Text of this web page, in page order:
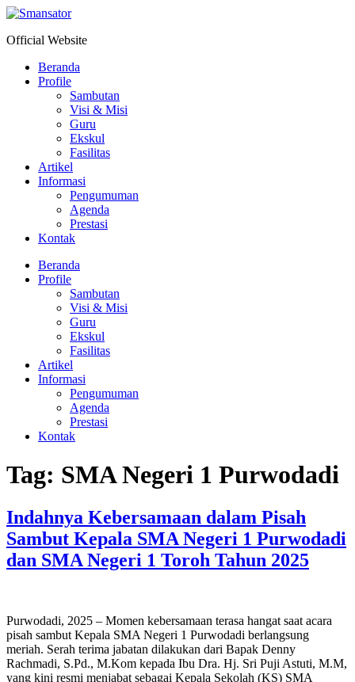
Skip
content
Official Website
Beranda
Profile
Sambutan
Visi & Misi
Guru
Ekskul
Fasilitas
Artikel
Informasi
Pengumuman
Agenda
Prestasi
Kontak
Menu
Beranda
Profile
Sambutan
Visi & Misi
Guru
Ekskul
Fasilitas
Artikel
Informasi
Pengumuman
Agenda
Prestasi
Kontak
Tag: SMA Negeri 1 Purwodadi
Indahnya Kebersamaan dalam Pisah
Sambut Kepala SMA Negeri 1 Purwodadi
dan SMA Negeri 1 Toroh Tahun 2025
Purwodadi, 2025 – Momen kebersamaan terasa hangat saat acara
pisah sambut Kepala SMA Negeri 1 Purwodadi berlangsung
meriah. Serah terima jabatan dilakukan dari Bapak Denny
Rachmadi, S.Pd., M.Kom kepada Ibu Dra. Hj. Sri Puji Astuti, M.M,
yang kini resmi menjabat sebagai Kepala Sekolah (KS) SMA